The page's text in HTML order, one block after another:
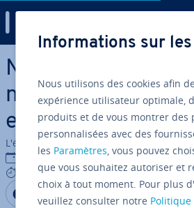
Aller au contenu principal
Noms de domaine
niveau exclusifs :
exemples
L'équipe édi­to­riale IONOS
18/11/2016
8 mins
Partager sur Facebook
Partager sur Twitter
Partager sur
Informations sur
Nous utilisons des cookies afin
expérience utilisateur optimale,
produits et de vous montrer des
personnalisées avec des
les Paramètres, vous pouvez
que vous souhaitez autoriser et
choix à tout moment. Pour plus
veuillez consulter notre